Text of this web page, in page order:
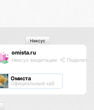
omista.ru
Нексус медитации
Омиста
Официальный хаб
Нексус